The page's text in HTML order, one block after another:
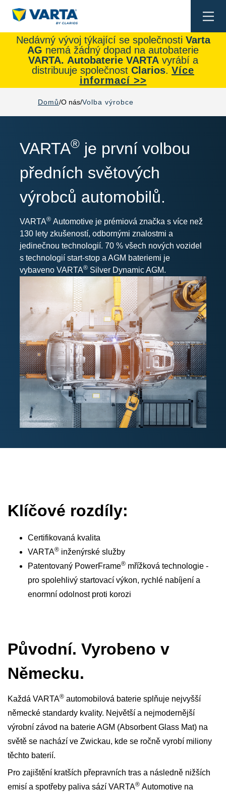
Nedávný vývoj týkající se společnosti Varta
AG nemá žádný dopad na autobaterie
VARTA. Autobaterie VARTAvyrábí a
distribuuje společnost Clarios. Více
informací >>
Domů O nás Volba výrobce
VARTA® je první volbou
předních světových
výrobců automobilů.
VARTA® Automotive je prémiová značka s více než
130 lety zkušeností, odbornými znalostmi a
jedinečnou technologií. 70 % všech nových vozidel
s technologií start-stop a AGM bateriemi je
vybaveno VARTA® Silver Dynamic AGM.
Klíčové rozdíly:
Certifikovaná kvalita
VARTA® inženýrské služby
Patentovaný PowerFrame® mřížková technologie -
pro spolehlivý startovací výkon, rychlé nabíjení a
enormní odolnost proti korozi
Původní. Vyrobeno v
Německu.
Každá VARTA® automobilová baterie splňuje nejvyšší
německé standardy kvality. Největší a nejmodernější
výrobní závod na baterie AGM (Absorbent Glass Mat) na
světě se nachází ve Zwickau, kde se ročně vyrobí miliony
těchto baterií.
Pro zajištění kratších přepravních tras a následně nižších
emisí a spotřeby paliva sází VARTA® Automotive na